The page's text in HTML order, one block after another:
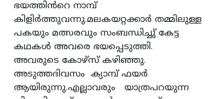
ഭയത്തിൻറെ നാമ്പ്
കിളിർത്തുവന്നു.മലകയറ്റക്കാർ തമ്മിലുള്ള
പകയും മത്സരവും സംബന്ധിച്ചു് കേട്ട
കഥകൾ അവരെ ഭയപ്പെടുത്തി.
അവരുടെ കോഴ്‌സ് കഴിഞ്ഞു.
അടുത്തദിവസം ക്യാമ്പ് ഫയർ
ആയിരുന്നു.എല്ലാവരും യാത്രപറയുന്ന